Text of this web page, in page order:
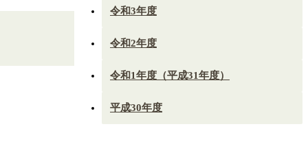
令和3年度
令和2年度
令和1年度（平成31年度）
平成30年度